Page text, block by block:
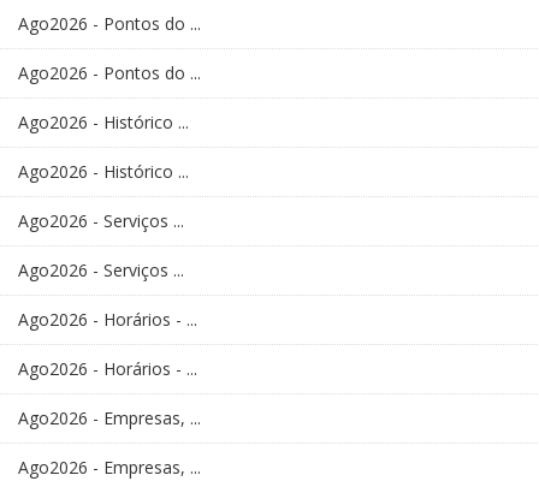
Ago2026 - Pontos do ...
Ago2026 - Pontos do ...
Ago2026 - Histórico ...
Ago2026 - Histórico ...
Ago2026 - Serviços ...
Ago2026 - Serviços ...
Ago2026 - Horários - ...
Ago2026 - Horários - ...
Ago2026 - Empresas, ...
Ago2026 - Empresas, ...